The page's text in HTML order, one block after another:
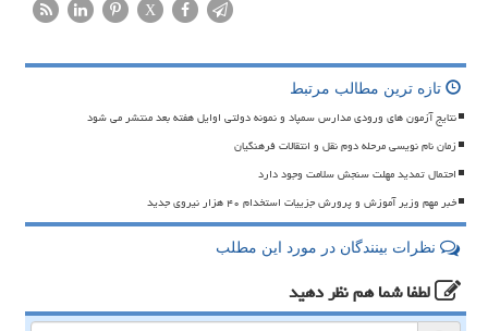
X
تازه ترین مطالب مرتبط
نتایج آزمون های ورودی مدارس سمپاد و نمونه دولتی اوایل هفته بعد منتشر می شود
زمان نام نویسی مرحله دوم نقل و انتقالات فرهنگیان
احتمال تمدید مهلت سنجش سلامت وجود دارد
خبر مهم وزیر آموزش و پرورش جزییات استخدام ۴۰ هزار نیروی جدید
نظرات بینندگان در مورد این مطلب
لطفا شما همنظر دهید